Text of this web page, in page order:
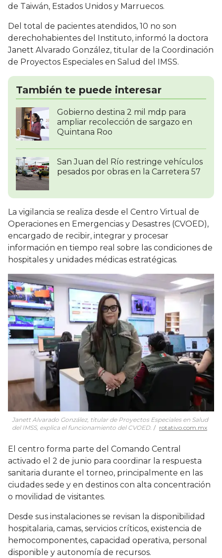
de Taiwán, Estados Unidos y Marruecos.
Del total de pacientes atendidos, 10 no son
derechohabientes del Instituto, informó la doctora
Janett Alvarado González, titular de la Coordinación
de Proyectos Especiales en Salud del IMSS.
También te puede interesar
Gobierno destina 2 mil mdp para
ampliar recolección de sargazo en
Quintana Roo
San Juan del Río restringe vehículos
pesados por obras en la Carretera 57
La vigilancia se realiza desde el Centro Virtual de
Operaciones en Emergencias y Desastres (CVOED),
encargado de recibir, integrar y procesar
información en tiempo real sobre las condiciones de
hospitales y unidades médicas estratégicas.
Janett Alvarado González, titular de Proyectos Especiales en Salud
del IMSS, explica el funcionamiento del CVOED.
rotativo.com.mx
El centro forma parte del Comando Central
activado el 2 de junio para coordinar la respuesta
sanitaria durante el torneo, principalmente en las
ciudades sede y en destinos con alta concentración
o movilidad de visitantes.
Desde sus instalaciones se revisan la disponibilidad
hospitalaria, camas, servicios críticos, existencia de
hemocomponentes, capacidad operativa, personal
disponible y autonomía de recursos.